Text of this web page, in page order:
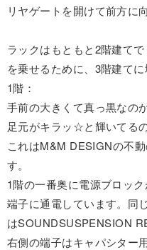
リヤゲートを開けて前方に
ラックはもともと2階建て
を乗せるために、3階建てに
1階：
手前の大きくて真っ黒なの
足元がキラッ☆と輝いてる
これはM&M DESIGNの不
す。
1階の一番奥に電源ブロッ
端子に通電しています。同
はSOUNDSUSPENSION
右側の端子はキャパシター